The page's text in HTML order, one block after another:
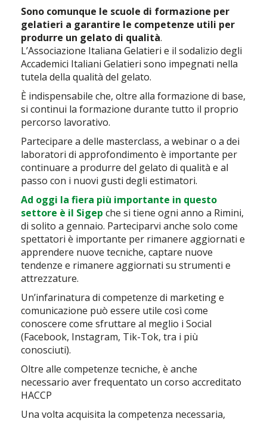
Sono comunque le scuole di formazione per
gelatieri a garantire le competenze utili per
produrre un gelato di qualità.
L’Associazione Italiana Gelatieri e il sodalizio degli
Accademici Italiani Gelatieri sono impegnati nella
tutela della qualità del gelato.
È indispensabile che, oltre alla formazione di base,
si continui la formazione durante tutto il proprio
percorso lavorativo.
Partecipare a delle masterclass, a webinar o a dei
laboratori di approfondimento è importante per
continuare a produrre del gelato di qualità e al
passo con i nuovi gusti degli estimatori.
Ad oggi la fiera più importante in questo
settore è il Sigep che si tiene ogni anno a Rimini,
di solito a gennaio. Parteciparvi anche solo come
spettatori è importante per rimanere aggiornati e
apprendere nuove tecniche, captare nuove
tendenze e rimanere aggiornati su strumenti e
attrezzature.
Un’infarinatura di competenze di marketing e
comunicazione può essere utile così come
conoscere come sfruttare al meglio i Social
(Facebook, Instagram, Tik-Tok, tra i più
conosciuti).
Oltre alle competenze tecniche, è anche
necessario aver frequentato un corso accreditato
HACCP
Una volta acquisita la competenza necessaria,